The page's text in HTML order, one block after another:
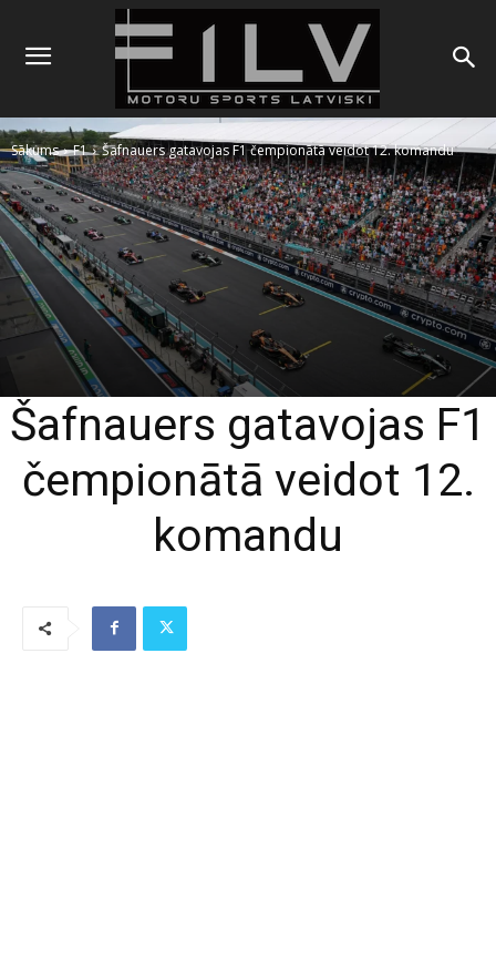
Sākums F1 Šafnauers gatavojas F1 čempionātā veidot 12. komandu
Šafnauers gatavojas F1
čempionātā veidot 12.
komandu